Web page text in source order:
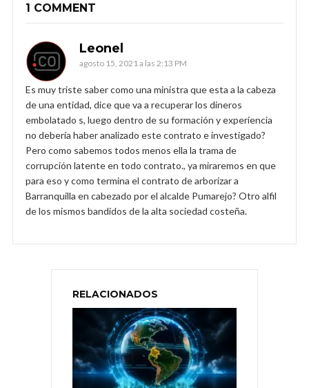
1 COMMENT
Leonel
agosto 15, 2021 a las 2:13 PM
Es muy triste saber como una ministra que esta a la cabeza
de una entidad, dice que va a recuperar los dineros
embolatado s, luego dentro de su formación y experiencia
no debería haber analizado este contrato e investigado?
Pero como sabemos todos menos ella la trama de
corrupción latente en todo contrato., ya miraremos en que
para eso y como termina el contrato de arborizar a
Barranquilla en cabezado por el alcalde Pumarejo? Otro alfil
de los mismos bandidos de la alta sociedad costeña.
RELACIONADOS